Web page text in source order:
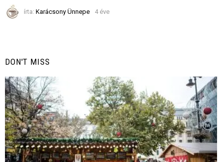
írta: Karácsony Ünnepe 4 éve
DON'T MISS